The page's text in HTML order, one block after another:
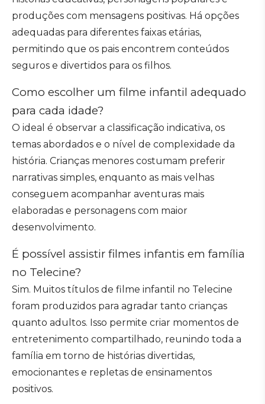
produções com mensagens positivas. Há opções
adequadas para diferentes faixas etárias,
permitindo que os pais encontrem conteúdos
seguros e divertidos para os filhos.
Como escolher um filme infantil adequado
para cada idade?
O ideal é observar a classificação indicativa, os
temas abordados e o nível de complexidade da
história. Crianças menores costumam preferir
narrativas simples, enquanto as mais velhas
conseguem acompanhar aventuras mais
elaboradas e personagens com maior
desenvolvimento.
É possível assistir filmes infantis em família
no Telecine?
Sim. Muitos títulos de filme infantil no Telecine
foram produzidos para agradar tanto crianças
quanto adultos. Isso permite criar momentos de
entretenimento compartilhado, reunindo toda a
família em torno de histórias divertidas,
emocionantes e repletas de ensinamentos
positivos.